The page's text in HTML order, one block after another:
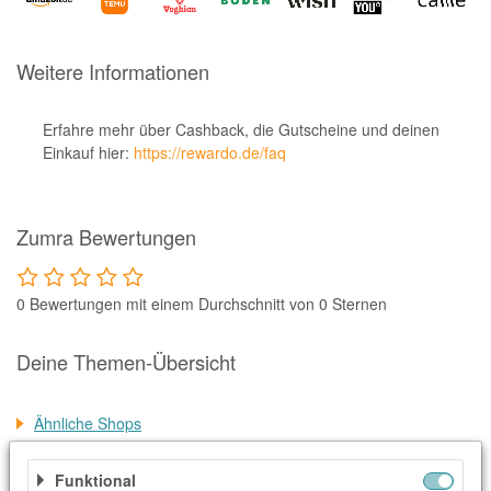
apodiscounter
OTTO Office
Udemy
Pets Deli
SNIPES
Click & Boat
XXXLutz
Weitere Informationen
Erfahre mehr über Cashback, die Gutscheine und deinen
Einkauf hier: https://rewardo.de/faq
Zumra Bewertungen
0 Bewertungen mit einem Durchschnitt von 0 Sternen
Deine Themen-Übersicht
Ähnliche Shops
Weitere Informationen
Funktional